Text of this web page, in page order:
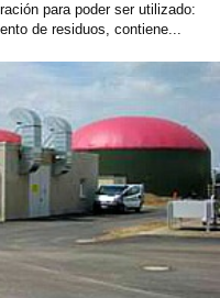
para poder ser utilizado:
de residuos, contiene...